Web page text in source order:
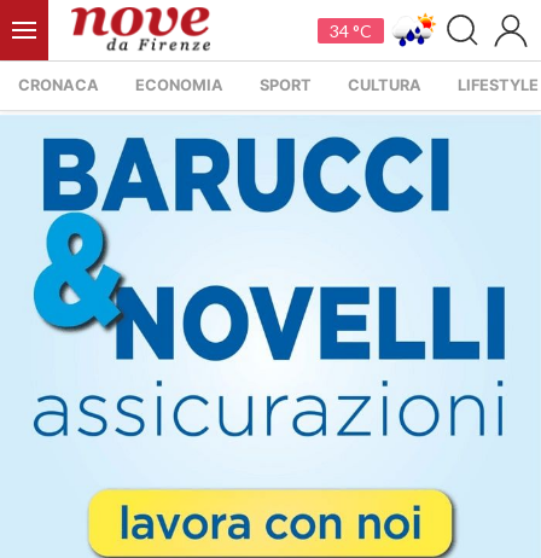
34 °C
CRONACA ECONOMIA SPORT CULTURA LIFESTYLE